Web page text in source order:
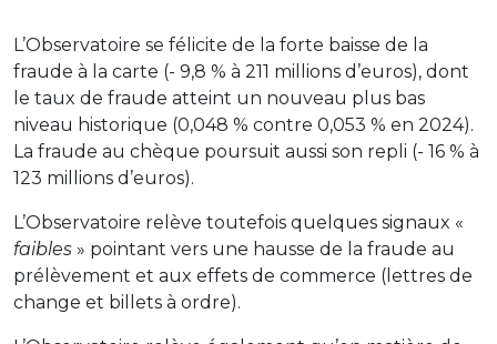
L’Observatoire se félicite de la forte baisse de la
fraude à la carte (- 9,8 % à 211 millions d’euros), dont
le taux de fraude atteint un nouveau plus bas
niveau historique (0,048 % contre 0,053 % en 2024).
La fraude au chèque poursuit aussi son repli (- 16 % à
123 millions d’euros).
L’Observatoire relève toutefois quelques signaux «
faibles » pointant vers une hausse de la fraude au
prélèvement et aux effets de commerce (lettres de
change et billets à ordre).